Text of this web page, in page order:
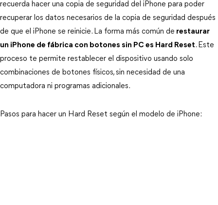
recuerda hacer una copia de seguridad del iPhone para poder
recuperar los datos necesarios de la copia de seguridad después
de que el iPhone se reinicie. La forma más común de restaurar
un iPhone de fábrica con botones sin PC es Hard Reset. Este
proceso te permite restablecer el dispositivo usando solo
combinaciones de botones físicos, sin necesidad de una
computadora ni programas adicionales.
Pasos para hacer un Hard Reset según el modelo de iPhone: